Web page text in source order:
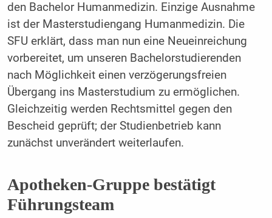
den Bachelor Humanmedizin. Einzige Ausnahme
ist der Masterstudiengang Humanmedizin. Die
SFU erklärt, dass man nun eine Neueinreichung
vorbereitet, um unseren Bachelorstudierenden
nach Möglichkeit einen verzögerungsfreien
Übergang ins Masterstudium zu ermöglichen.
Gleichzeitig werden Rechtsmittel gegen den
Bescheid geprüft; der Studienbetrieb kann
zunächst unverändert weiterlaufen.
Apotheken-Gruppe bestätigt
Führungsteam